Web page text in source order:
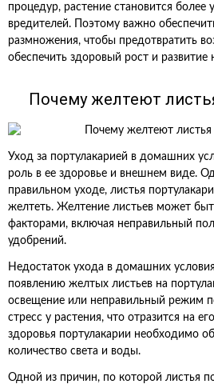
процедур, растение становится
вредителей. Поэтому важно
размножения, чтобы предотвратить
обеспечить здоровый рост и развитие
Почему желтеют
Уход за портулакарией в домашних
роль в ее здоровье и внешнем виде.
правильном уходе, листья
желтеть. Желтение листьев может
факторами, включая неправильный
удобрений.
Недостаток ухода в домашних
появлению желтых листьев на
освещение или неправильный режим
стресс у растения, что отразится на
здоровья портулакарии необходимо
количество света и воды.
Одной из причин, по которой листья